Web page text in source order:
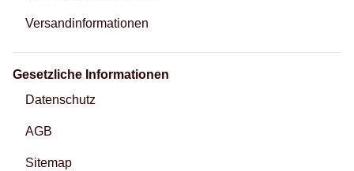
Versandinformationen
Gesetzliche Informationen
Datenschutz
AGB
Sitemap